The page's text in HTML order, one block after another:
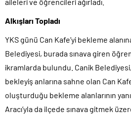
Alkışları Topladı
YKS günü Can Kafe’yi bekleme
Belediyesi, burada sınava giren
ikramlarda bulundu. Canik
bekleyiş anlarına sahne olan Can
oluşturduğu bekleme alanlarının
Aracı’yla da ilçede sınava gitmek